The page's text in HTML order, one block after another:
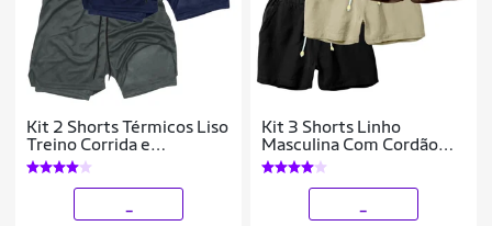
Kit 2 Shorts Térmicos Liso
Treino Corrida e
Academia
Kit 3 Shorts Linho
Masculina Com Cordão
Bermuda Casual Verão